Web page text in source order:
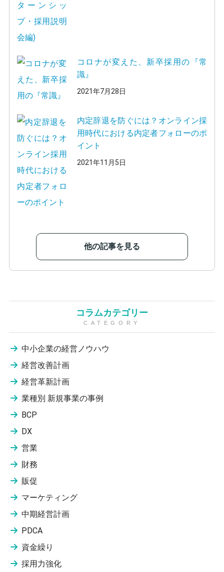
コロナが変えた、新卒採用の『常
識』
2021年7月28日
内定辞退を防ぐには？オンライン採
用時代における内定者フォローのポ
イント
2021年11月5日
他の記事を見る
コラムカテゴリー
CATEGORY
中小企業の経営ノウハウ
経営改善計画
経営革新計画
業種別 新規事業の事例
BCP
DX
営業
財務
販促
マーケティング
中期経営計画
PDCA
資金繰り
採用力強化